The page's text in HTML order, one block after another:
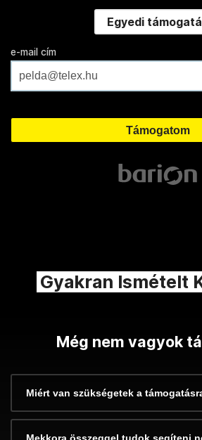
Egyedi
e-mail cím
Gyakran Ismételt
Még nem vagyok
Miért van szükségetek a